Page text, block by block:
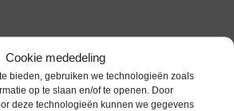
Cookie mededeling
bieden, gebruiken we technologieën zoals
op te slaan en/of te openen. Door
deze technologieën kunnen we gegevens
producten